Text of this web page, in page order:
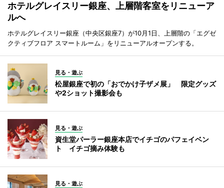
ホテルグレイスリー銀座、上層階客室をリニューア
ルへ
ホテルグレイスリー銀座（中央区銀座7）が10月1日、上層階の「エグゼ
クティブフロア スマートルーム」をリニューアルオープンする。
見る・遊ぶ
松屋銀座で初の「おでかけ子ザメ展」 限定グッズ
や2ショット撮影会も
見る・遊ぶ
資生堂パーラー銀座本店でイチゴのパフェイベン
ト イチゴ摘み体験も
見る・遊ぶ